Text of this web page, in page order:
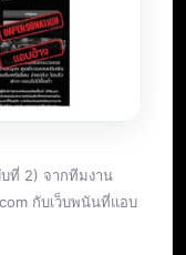
ที่ 2) จากทีมงาน
กับเว็บพนันที่แอบ